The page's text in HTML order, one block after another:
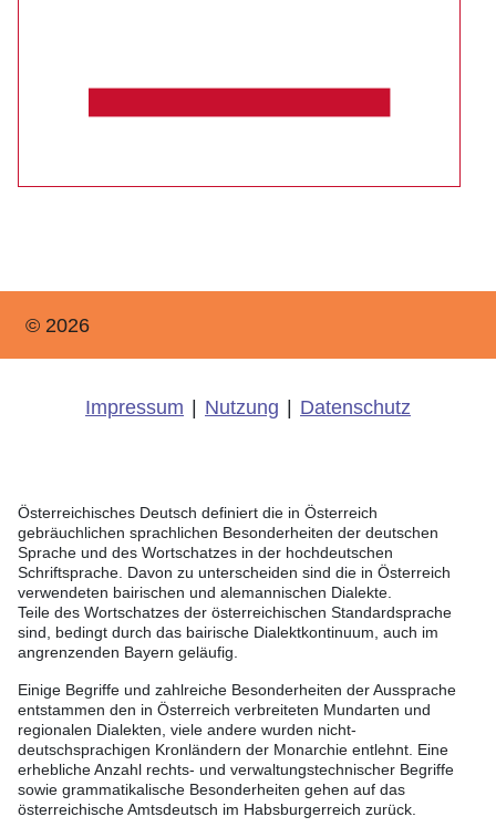
© 2026
Impressum Nutzung Datenschutz
Österreichisches Deutsch definiert die in Österreich
gebräuchlichen sprachlichen Besonderheiten der deutschen
Sprache und des Wortschatzes in der hochdeutschen
Schriftsprache. Davon zu unterscheiden sind die in Österreich
verwendeten bairischen und alemannischen Dialekte.
Teile des Wortschatzes der österreichischen Standardsprache
sind, bedingt durch das bairische Dialektkontinuum, auch im
angrenzenden Bayern geläufig.
Einige Begriffe und zahlreiche Besonderheiten der Aussprache
entstammen den in Österreich verbreiteten Mundarten und
regionalen Dialekten, viele andere wurden nicht-
deutschsprachigen Kronländern der Monarchie entlehnt. Eine
erhebliche Anzahl rechts- und verwaltungstechnischer Begriffe
sowie grammatikalische Besonderheiten gehen auf das
österreichische Amtsdeutsch im Habsburgerreich zurück.